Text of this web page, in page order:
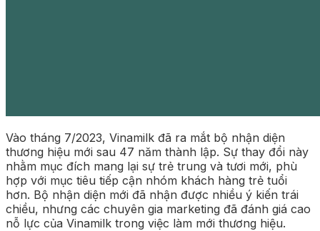
Vào tháng 7/2023, Vinamilk đã ra mắt bộ nhận diện
thương hiệu mới sau 47 năm thành lập. Sự thay đổi này
nhằm mục đích mang lại sự trẻ trung và tươi mới, phù
hợp với mục tiêu tiếp cận nhóm khách hàng trẻ tuổi
hơn. Bộ nhận diện mới đã nhận được nhiều ý kiến trái
chiều, nhưng các chuyên gia marketing đã đánh giá cao
nỗ lực của Vinamilk trong việc làm mới thương hiệu.